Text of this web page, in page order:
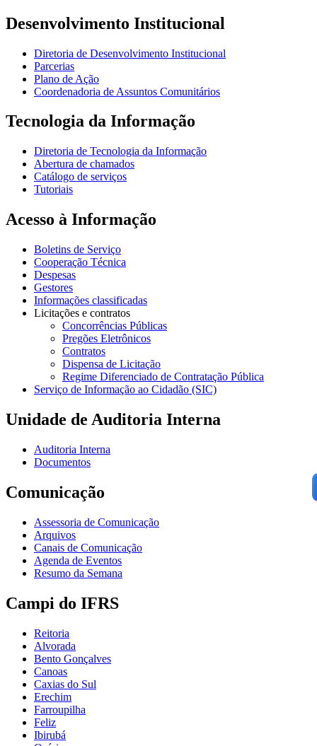
Desenvolvimento Institucional
Diretoria de Desenvolvimento Institucional
Parcerias
Plano de Ação
Coordenadoria de Assuntos Comunitários
Tecnologia da Informação
Diretoria de Tecnologia da Informação
Abertura de chamados
Catálogo de serviços
Tutoriais
Acesso à Informação
Boletins de Serviço
Cooperação Técnica
Despesas
Gestores
Informações classificadas
Licitações e contratos
Concorrências Públicas
Pregões Eletrônicos
Contratos
Dispensa de Licitação
Regime Diferenciado de Contratação Pública
Serviço de Informação ao Cidadão (SIC)
Unidade de Auditoria Interna
Auditoria Interna
Documentos
Comunicação
Assessoria de Comunicação
Arquivos
Canais de Comunicação
Agenda de Eventos
Resumo da Semana
Campi do IFRS
Reitoria
Alvorada
Bento Gonçalves
Canoas
Caxias do Sul
Erechim
Farroupilha
Feliz
Ibirubá